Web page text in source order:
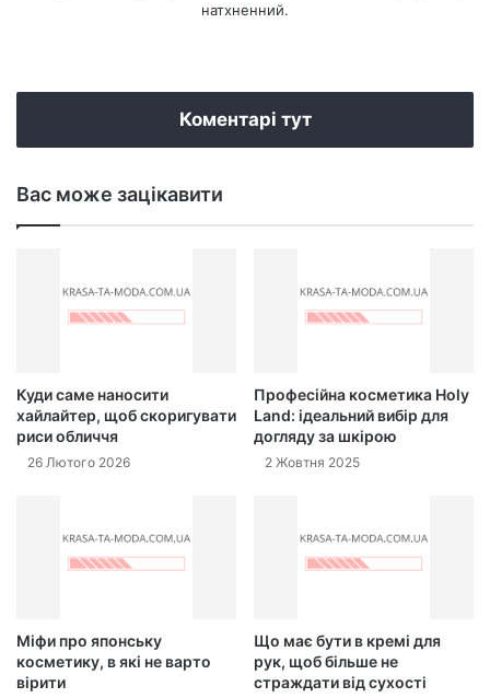
натхненний.
te
Коментарі тут
Вас може зацікавити
Куди саме наносити
хайлайтер, щоб скоригувати
риси обличчя
26 Лютого 2026
Професійна косметика Holy
Land: ідеальний вибір для
догляду за шкірою
2 Жовтня 2025
Міфи про японську
косметику, в які не варто
вірити
Що має бути в кремі для
рук, щоб більше не
страждати від сухості